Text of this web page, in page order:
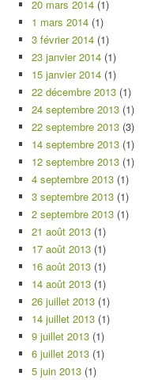
20 mars 2014 (1)
1 mars 2014 (1)
3 février 2014 (1)
23 janvier 2014 (1)
15 janvier 2014 (1)
22 décembre 2013 (1)
24 septembre 2013 (1)
22 septembre 2013 (3)
14 septembre 2013 (1)
12 septembre 2013 (1)
4 septembre 2013 (1)
3 septembre 2013 (1)
2 septembre 2013 (1)
21 août 2013 (1)
17 août 2013 (1)
16 août 2013 (1)
14 août 2013 (1)
26 juillet 2013 (1)
14 juillet 2013 (1)
9 juillet 2013 (1)
6 juillet 2013 (1)
5 juin 2013 (1)